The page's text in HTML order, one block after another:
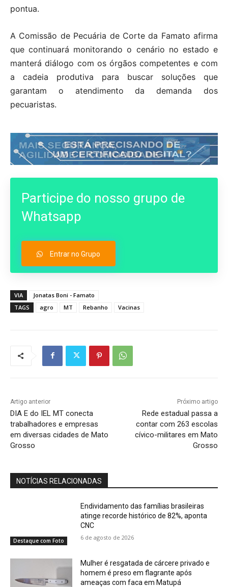
pontua.
A Comissão de Pecuária de Corte da Famato afirma
que continuará monitorando o cenário no estado e
manterá diálogo com os órgãos competentes e com
a cadeia produtiva para buscar soluções que
garantam o atendimento da demanda dos
pecuaristas.
Participe do nosso grupo de
Whatsapp
Entrar no Grupo
VIA
Jonatas Boni - Famato
TAGS
agro MT Rebanho Vacinas
Artigo anterior
DIA E do IEL MT conecta
trabalhadores e empresas
em diversas cidades de Mato
Grosso
Próximo artigo
Rede estadual passa a
contar com 263 escolas
cívico-militares em Mato
Grosso
NOTÍCIAS RELACIONADAS
Destaque com Foto
Endividamento das famílias brasileiras
atinge recorde histórico de 82%, aponta
CNC
6 de agosto de 2026
Mulher é resgatada de cárcere privado e
homem é preso em flagrante após
ameaças com faca em Matupá